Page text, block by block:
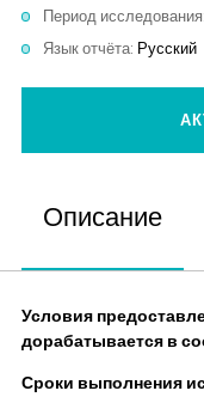
Период исследования:
Язык отчёта: Русский
Описание
Условия
дорабатывается в
Сроки выполнения